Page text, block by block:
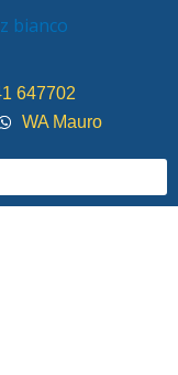
647702
WA Mauro